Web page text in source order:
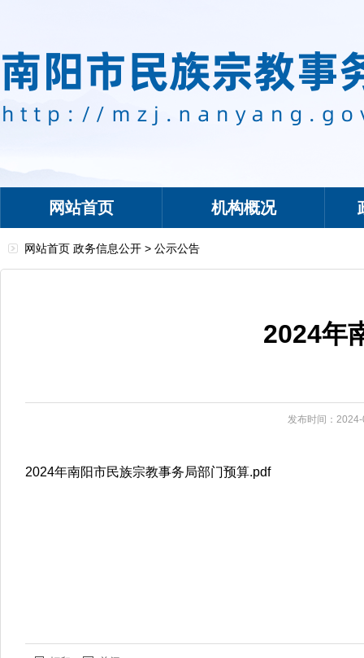
网站首页 机构概况
网站首页 政务信息公开 > 公示公告
2024年
发布时间：
2024年南阳市民族宗教事务局部门预算.pdf